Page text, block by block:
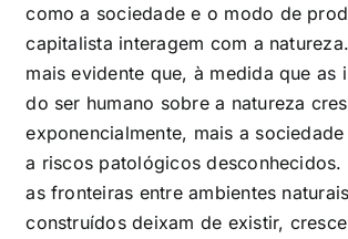
como a sociedade e o modo de
capitalista interagem com a
mais evidente que, à medida que as
do ser humano sobre a natureza
exponencialmente, mais a
a riscos patológicos desconhecidos.
as fronteiras entre ambientes
construídos deixam de existir,